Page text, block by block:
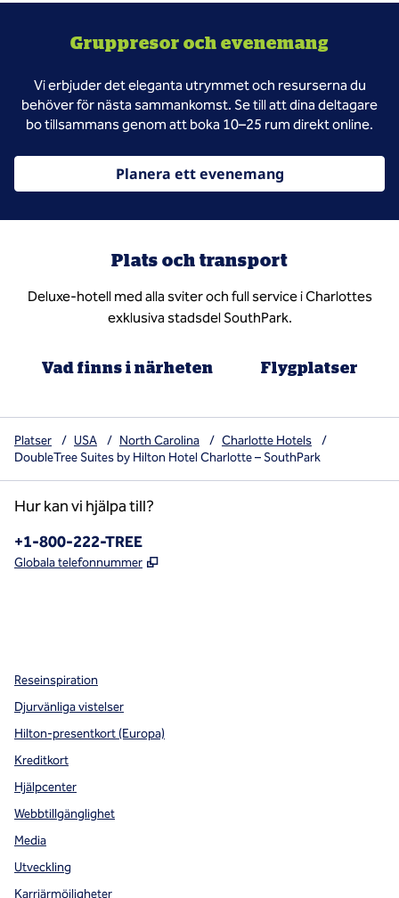
Gruppresor och evenemang
Vi erbjuder det eleganta utrymmet och resurserna du
behöver för nästa sammankomst. Se till att dina deltagare
bo tillsammans genom att boka 10–25 rum direkt online.
Planera ett evenemang
Plats och transport
Deluxe-hotell med alla sviter och full service i Charlottes
exklusiva stadsdel SouthPark.
Vad finns i närheten Flygplatser
Platser / USA / North Carolina / Charlotte Hotels
/
DoubleTree Suites by Hilton Hotel Charlotte – SouthPark
Hur kan vi hjälpa till?
Telefon:
+1-800-222-TREE
Globala telefonnummer ,
Reseinspiration
Djurvänliga vistelser
Hilton-presentkort (Europa)
Kreditkort
Hjälpcenter
Webbtillgänglighet
Media
Utveckling
Karriärmöjligheter